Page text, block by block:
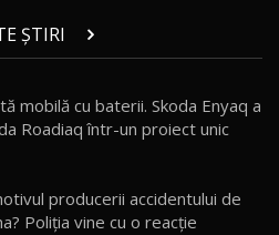
Dolphin Surf / Test Drive
6e / Test Drive AutoBlog.MD
01 / Test Drive AutoBlog.MD
ȘTIRI
mobilă cu baterii. Skoda Enyaq a
Roadiaq într-un proiect unic
producerii accidentului de
Poliția vine cu o reacție